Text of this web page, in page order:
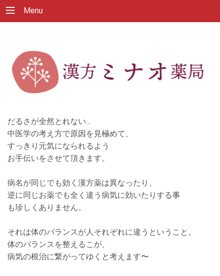
Menu
だるさが全然とれない…
中医学の考え方で原因を見極めて、
すっきり元気になられるよう
お手伝いをさせて頂きます。
病名が同じでも効く漢方薬は異なったり、
逆に同じお薬でも全く違う病気に効いたりする事
も珍しくありません。
それは体のバランスが人それぞれに違うということ。
体のバランスを整えるこが、
病気の根治に繋がってゆくと考えます〜